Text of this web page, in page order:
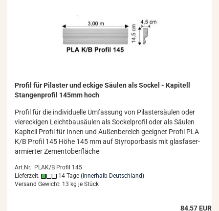
Pro­fil für Pi­las­ter und ecki­ge Säu­len als So­ckel - Ka­pi­tell
Stan­gen­pro­fil 145mm hoch
Pro­fil für die in­di­vi­du­el­le Um­fas­sung von Pi­las­ter­säu­len oder
vier­ecki­gen Leicht­bau­säu­len als So­ckel­pro­fil oder als Säu­len
Ka­pi­tell Pro­fil für Innen und Au­ßen­be­reich ge­eig­net Pro­fil PLA
K/B Pro­fil 145 Höhe 145 mm auf Sty­ro­por­ba­sis mit glas­fa­ser­
ar­mier­ter Ze­ment­ober­flä­che
Art.Nr.: PLAK/B Profil 145
Lieferzeit:
14 Tage (innerhalb Deutschland)
Versand Gewicht: 13 kg je Stück
84,57 EUR